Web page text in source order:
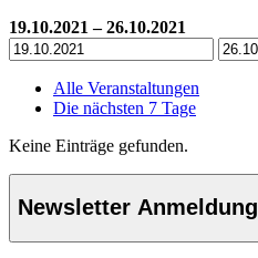
19.10.2021 – 26.10.2021
Alle Veranstaltungen
Die nächsten 7 Tage
Keine Einträge gefunden.
Newsletter Anmeldung